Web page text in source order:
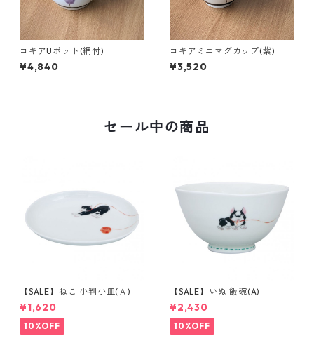
コキアUポット(網付)
¥4,840
コキアミニマグカップ(紫)
¥3,520
セール中の商品
【SALE】ねこ 小判小皿(Ａ)
¥1,620
10%OFF
【SALE】いぬ 飯碗(A)
¥2,430
10%OFF